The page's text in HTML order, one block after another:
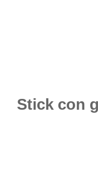
Stick con